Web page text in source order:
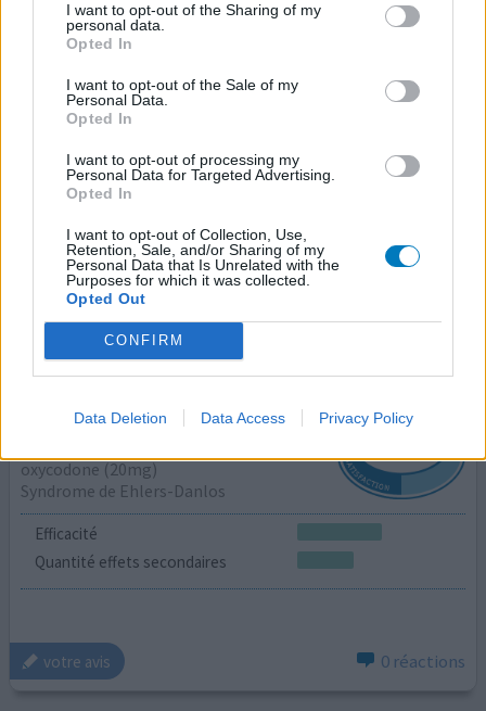
I want to opt-out of the Sharing of my
personal data.
Opted In
I want to opt-out of the Sale of my
Personal Data.
Opted In
I want to opt-out of processing my
Personal Data for Targeted Advertising.
Opted In
I want to opt-out of Collection, Use,
Retention, Sale, and/or Sharing of my
Personal Data that Is Unrelated with the
Purposes for which it was collected.
Opted Out
CONFIRM
Data Deletion Data Access Privacy Policy
votre avis 0 réactions
Oxynorm
06/07/2017 | Homme | 75
Arthrose colonne vertébrale
Efficacité
Quantité effets secondaires
nausée ; constipation ; perte d'appétit ; somnolence
votre avis
Oxynorm
oxycodone (20mg)
Syndrome de Ehlers-Danlos
Efficacité
Quantité effets secondaires
votre avis 0 réactions